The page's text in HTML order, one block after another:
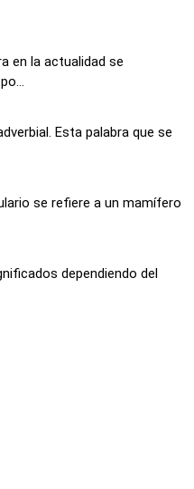
en la actualidad se
Esta palabra que se
se refiere a un mamífero
dependiendo del